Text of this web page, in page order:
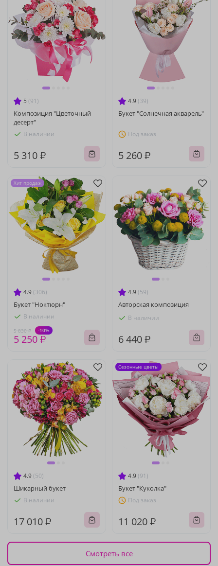
5 (91)
Композиция "Цветочный
десерт"
В наличии
5 310 ₽
4.9 (39)
Букет "Солнечная акварель"
Под заказ
5 260 ₽
4.9 (306)
Букет "Ноктюрн"
В наличии
5 830 ₽ -10%
5 250 ₽
Хит продаж
4.9 (59)
Авторская композиция
В наличии
6 440 ₽
4.9 (50)
Шикарный букет
В наличии
17 010 ₽
4.9 (91)
Букет "Куколка"
Под заказ
11 020 ₽
Сезонные цветы
Смотреть все